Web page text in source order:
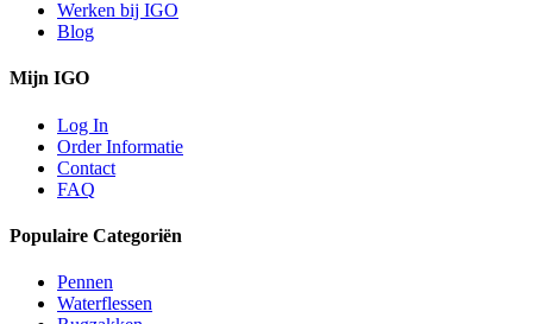
Werken bij IGO
Blog
Mijn IGO
Log In
Order Informatie
Contact
FAQ
Populaire Categoriën
Pennen
Waterflessen